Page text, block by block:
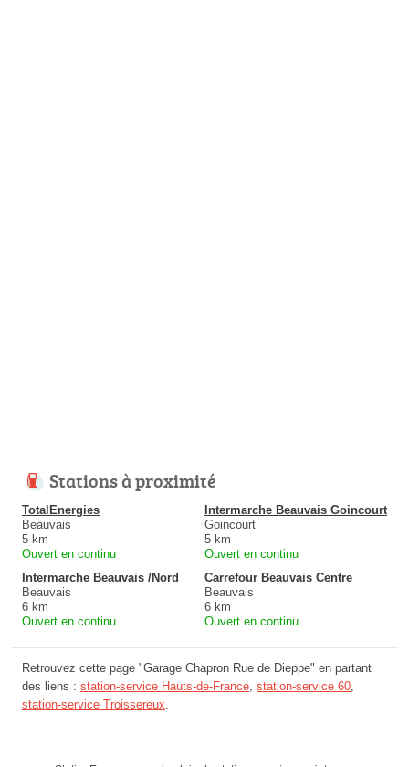
Stations à proximité
TotalEnergies
Beauvais
5 km
Ouvert en continu
Intermarche Beauvais Goincourt
Goincourt
5 km
Ouvert en continu
Intermarche Beauvais /Nord
Beauvais
6 km
Ouvert en continu
Carrefour Beauvais Centre
Beauvais
6 km
Ouvert en continu
Retrouvez cette page "Garage Chapron Rue de Dieppe" en partant
des liens : station-service Hauts-de-France station-service 60
station-service Troissereux